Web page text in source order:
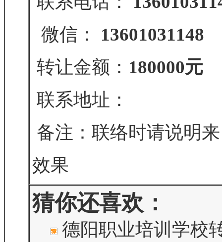
微信：
13601031148
转让金额： 180000元
联系地址：
备注：联络时请说明
效果
猜你还喜欢：
德阳职业培训学校